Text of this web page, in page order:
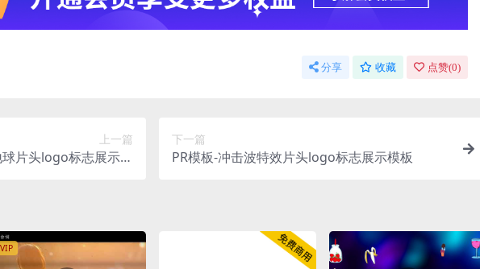
分享 收藏 点赞(0)
上一篇
片头logo标志展示模
下一篇
PR模板-冲击波特效片头logo标志展示模板
VIP